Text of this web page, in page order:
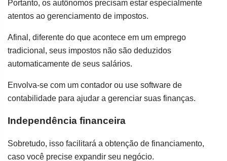
Portanto, os autônomos precisam estar especialmente
atentos ao gerenciamento de impostos.
Afinal, diferente do que acontece em um emprego
tradicional, seus impostos não são deduzidos
automaticamente de seus salários.
Envolva-se com um contador ou use software de
contabilidade para ajudar a gerenciar suas finanças.
Independência financeira
Sobretudo, isso facilitará a obtenção de financiamento,
caso você precise expandir seu negócio.